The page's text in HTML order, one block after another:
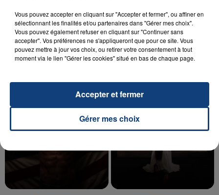
UNE ADOLESCENTE DEVANT SE FAIRE
OPÉRER DE LA CHEVILLE RESSORT DE LA...
La famille a porté plainte contre la clinique qui a
reconnu sa responsabilité et présenté ses
excuses.
6h50
6h50
Vous pouvez accepter en cliquant sur "Accepter et fermer", ou affiner en
sélectionnant les finalités et/ou partenaires dans "Gérer mes choix".
Vous pouvez également refuser en cliquant sur "Continuer sans
accepter". Vos préférences ne s'appliqueront que pour ce site. Vous
pouvez mettre à jour vos choix, ou retirer votre consentement à tout
moment via le lien "Gérer les cookies" situé en bas de chaque page.
Gérer mes choix
Accepter et fermer